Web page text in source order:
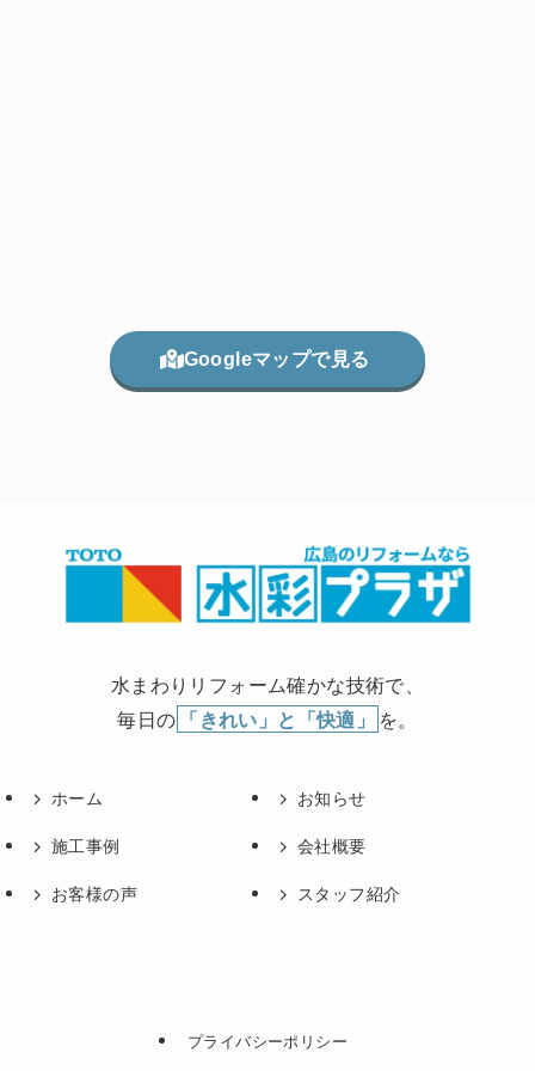
Googleマップで見る
水まわりリフォーム確かな技術で、
毎日の
「きれい」と「快適」 を。
ホーム お知らせ
施工事例 会社概要
お客様の声 スタッフ紹介
プライバシーポリシー